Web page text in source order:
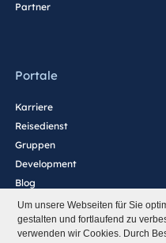
Um unsere Webseiten für Sie
gestalten und fortlaufend zu
verwenden wir Cookies. Durch
Partner
Portale
Karriere
Reisedienst
Gruppen
Development
Blog